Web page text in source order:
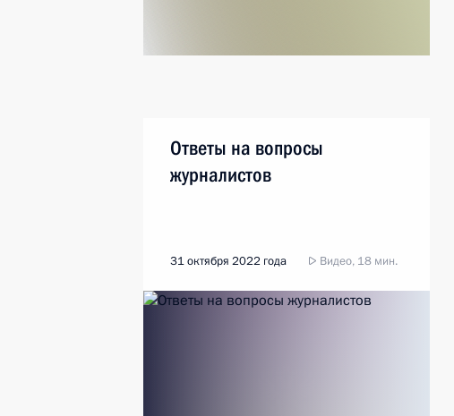
Ответы на вопросы
журналистов
31 октября 2022 года Видео, 18 мин.